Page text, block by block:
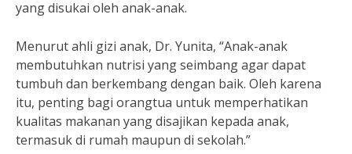
yang disukai oleh anak-anak.
Menurut ahli gizi anak, Dr. Yunita, “Anak-anak
membutuhkan nutrisi yang seimbang agar dapat
tumbuh dan berkembang dengan baik. Oleh karena
itu, penting bagi orangtua untuk memperhatikan
kualitas makanan yang disajikan kepada anak,
termasuk di rumah maupun di sekolah.”